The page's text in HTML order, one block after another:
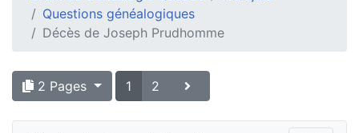
Questions généalogiques
Décès de Joseph Prudhomme
2 Pages 1 2